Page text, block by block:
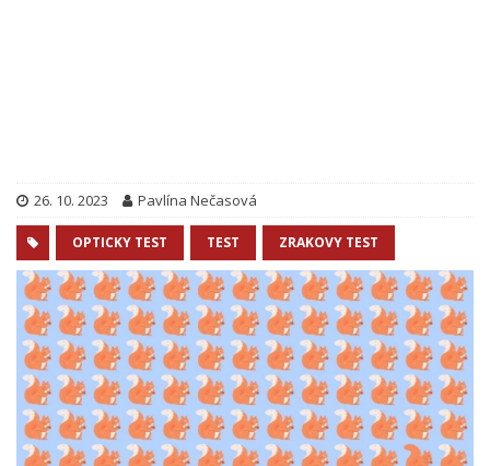
26. 10. 2023 Pavlína Nečasová
OPTICKY TEST TEST ZRAKOVY TEST